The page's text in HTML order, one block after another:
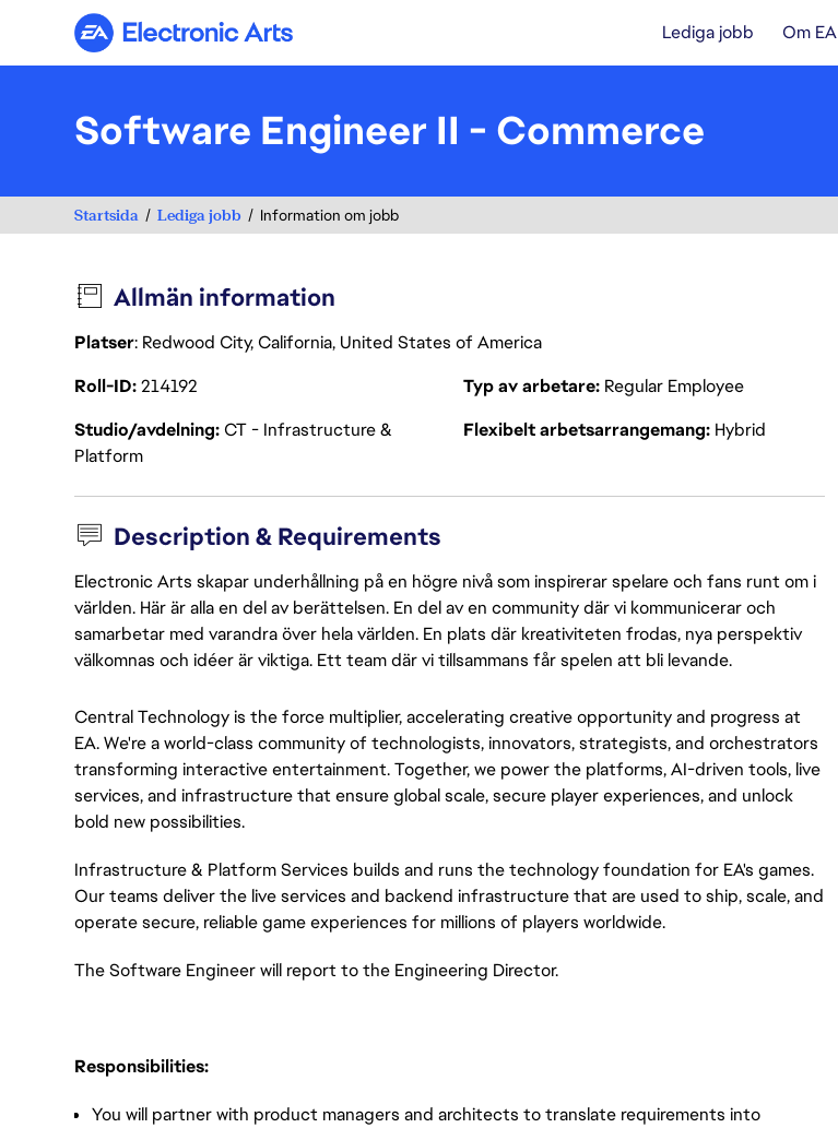
Electronic Arts Lediga jobb Om EA
Software Engineer II - Commerce
Startsida Lediga jobb Information om jobb
Allmän information
Platser: Redwood City, California, United States of America
Roll-ID214192 Typ av arbetare Regular Employee
Studio/avdelningCT - Infrastructure &
Platform
Flexibelt arbetsarrangemang Hybrid
Description & Requirements
Electronic Arts skapar underhållning på en högre nivå som inspirerar spelare och fans runt om i
världen. Här är alla en del av berättelsen. En del av en community där vi kommunicerar och
samarbetar med varandra över hela världen. En plats där kreativiteten frodas, nya perspektiv
välkomnas och idéer är viktiga. Ett team där vi tillsammans får spelen att bli levande.
Central Technology is the force multiplier, accelerating creative opportunity and progress at
EA. We're a world-class community of technologists, innovators, strategists, and orchestrators
transforming interactive entertainment. Together, we power the platforms, AI-driven tools, live
services, and infrastructure that ensure global scale, secure player experiences, and unlock
bold new possibilities.
Infrastructure & Platform Services builds and runs the technology foundation for EA's games.
Our teams deliver the live services and backend infrastructure that are used to ship, scale, and
operate secure, reliable game experiences for millions of players worldwide.
The Software Engineer will report to the Engineering Director.
Responsibilities:
You will partner with product managers and architects to translate requirements into